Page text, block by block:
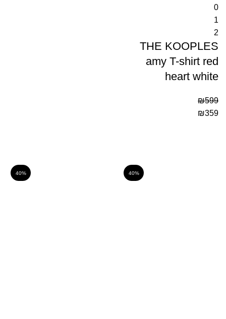
0
1
2
THE KOOPLES
amy T-shirt red
heart white
₪599
₪359
40%
40%